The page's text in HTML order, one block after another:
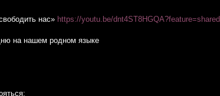
нас» https://youtu.be/dnt4ST8HGQA?feature=shared
на нашем родном языке